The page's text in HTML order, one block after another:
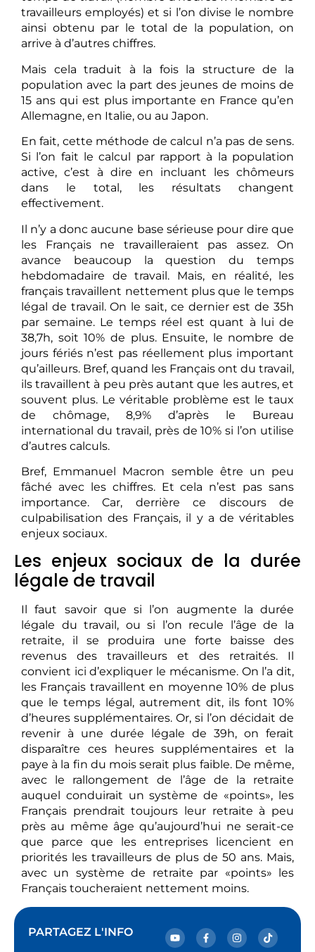
travailleurs employés) et si l’on divise le nombre
ainsi obtenu par le total de la population, on
arrive à d’autres chiffres.
Mais cela traduit à la fois la structure de la
population avec la part des jeunes de moins de
15 ans qui est plus importante en France qu’en
Allemagne, en Italie, ou au Japon.
En fait, cette méthode de calcul n’a pas de sens.
Si l’on fait le calcul par rapport à la population
active, c’est à dire en incluant les chômeurs
dans le total, les résultats changent
effectivement.
Il n’y a donc aucune base sérieuse pour dire que
les Français ne travailleraient pas assez. On
avance beaucoup la question du temps
hebdomadaire de travail. Mais, en réalité, les
français travaillent nettement plus que le temps
légal de travail. On le sait, ce dernier est de 35h
par semaine. Le temps réel est quant à lui de
38,7h, soit 10% de plus. Ensuite, le nombre de
jours fériés n’est pas réellement plus important
qu’ailleurs. Bref, quand les Français ont du travail,
ils travaillent à peu près autant que les autres, et
souvent plus. Le véritable problème est le taux
de chômage, 8,9% d’après le Bureau
international du travail, près de 10% si l’on utilise
d’autres calculs.
Bref, Emmanuel Macron semble être un peu
fâché avec les chiffres. Et cela n’est pas sans
importance. Car, derrière ce discours de
culpabilisation des Français, il y a de véritables
enjeux sociaux.
Les enjeux sociaux de la durée
légale de travail
Il faut savoir que si l’on augmente la durée
légale du travail, ou si l’on recule l’âge de la
retraite, il se produira une forte baisse des
revenus des travailleurs et des retraités. Il
convient ici d’expliquer le mécanisme. On l’a dit,
les Français travaillent en moyenne 10% de plus
que le temps légal, autrement dit, ils font 10%
d’heures supplémentaires. Or, si l’on décidait de
revenir à une durée légale de 39h, on ferait
disparaître ces heures supplémentaires et la
paye à la fin du mois serait plus faible. De même,
avec le rallongement de l’âge de la retraite
auquel conduirait un système de «points», les
Français prendrait toujours leur retraite à peu
près au même âge qu’aujourd’hui ne serait-ce
que parce que les entreprises licencient en
priorités les travailleurs de plus de 50 ans. Mais,
avec un système de retraite par «points» les
Français toucheraient nettement moins.
PARTAGEZ L'INFO